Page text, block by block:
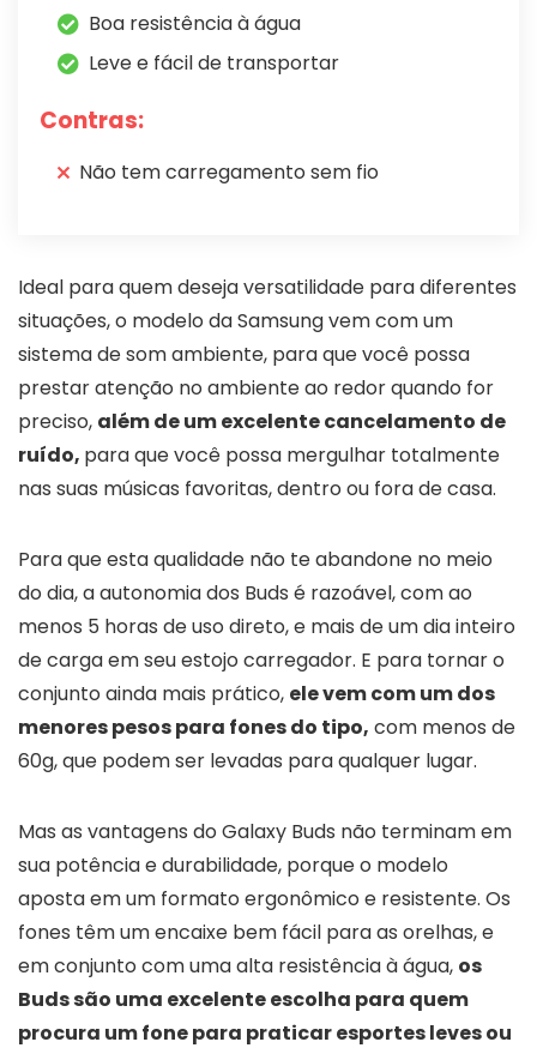
Boa resistência à água
Leve e fácil de transportar
Contras:
Não tem carregamento sem fio
Ideal para quem deseja versatilidade para diferentes
situações, o modelo da Samsung vem com um
sistema de som ambiente, para que você possa
prestar atenção no ambiente ao redor quando for
preciso, além de um excelente cancelamento de
ruído, para que você possa mergulhar totalmente
nas suas músicas favoritas, dentro ou fora de casa.
Para que esta qualidade não te abandone no meio
do dia, a autonomia dos Buds é razoável, com ao
menos 5 horas de uso direto, e mais de um dia inteiro
de carga em seu estojo carregador. E para tornar o
conjunto ainda mais prático, ele vem com um dos
menores pesos para fones do tipo, com menos de
60g, que podem ser levadas para qualquer lugar.
Mas as vantagens do Galaxy Buds não terminam em
sua potência e durabilidade, porque o modelo
aposta em um formato ergonômico e resistente. Os
fones têm um encaixe bem fácil para as orelhas, e
em conjunto com uma alta resistência à água, os
Buds são uma excelente escolha para quem
procura um fone para praticar esportes leves ou